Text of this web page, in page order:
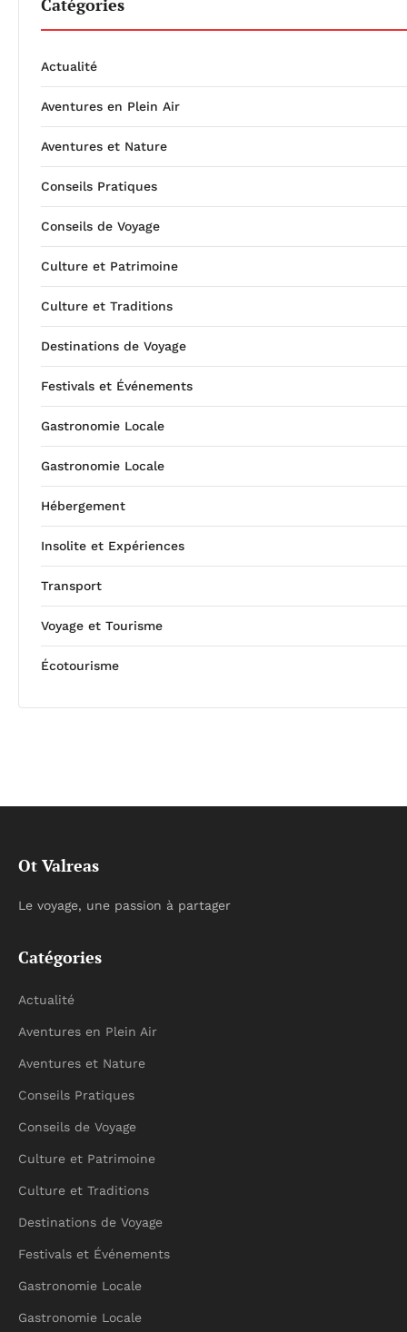
Actualité
Aventures en Plein Air
Aventures et Nature
Conseils Pratiques
Conseils de Voyage
Culture et Patrimoine
Culture et Traditions
Destinations de Voyage
Festivals et Événements
Gastronomie Locale
Gastronomie Locale
Hébergement
Insolite et Expériences
Transport
Voyage et Tourisme
Écotourisme
Ot Valreas
Le voyage, une passion à partager
Catégories
Actualité
Aventures en Plein Air
Aventures et Nature
Conseils Pratiques
Conseils de Voyage
Culture et Patrimoine
Culture et Traditions
Destinations de Voyage
Festivals et Événements
Gastronomie Locale
Gastronomie Locale